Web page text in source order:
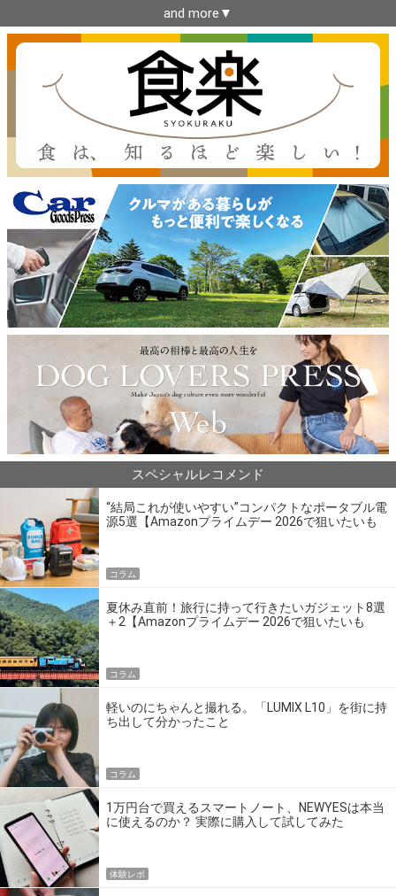
and more▼
スペシャルレコメンド
“結局これが使いやすい”コンパクトなポータブル電
源5選【Amazonプライムデー 2026で狙いたいも
コラム
夏休み直前！旅行に持って行きたいガジェット8選
＋2【Amazonプライムデー 2026で狙いたいも
コラム
軽いのにちゃんと撮れる。「LUMIX L10」を街に持
ち出して分かったこと
コラム
1万円台で買えるスマートノート、NEWYESは本当
に使えるのか？ 実際に購入して試してみた
体験レポ